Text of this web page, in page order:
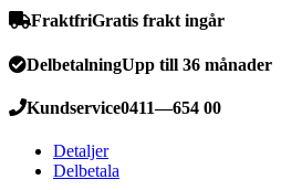
FraktfriGratis frakt ingår
DelbetalningUpp till 36 månader
Kundservice0411—654 00
Detaljer
Delbetala